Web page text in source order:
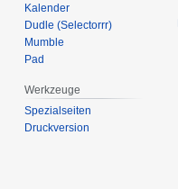
Kalender
Dudle (Selectorrr)
Mumble
Pad
Werkzeuge
Spezialseiten
Druckversion